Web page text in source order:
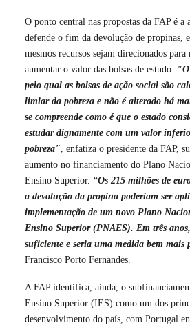
O ponto central nas propostas da FAP é a
defende o fim da devolução de propinas, e
mesmos recursos sejam direcionados
aumentar o valor das bolsas de estudo.
pelo qual as bolsas de ação social são
limiar da pobreza e não é alterado há
se compreende como é que o estado
estudar dignamente com um valor
pobreza" , enfatiza o presidente da FAP,
aumento no financiamento do Plano
Ensino Superior. “Os 215 milhões de
a devolução da propina poderiam ser
implementação de um novo Plano
Ensino Superior (PNAES). Em três
suficiente e seria uma medida bem mais
Francisco Porto Fernandes.
A FAP identifica, ainda, o
Ensino Superior (IES) como um dos
desenvolvimento do país, com Portugal